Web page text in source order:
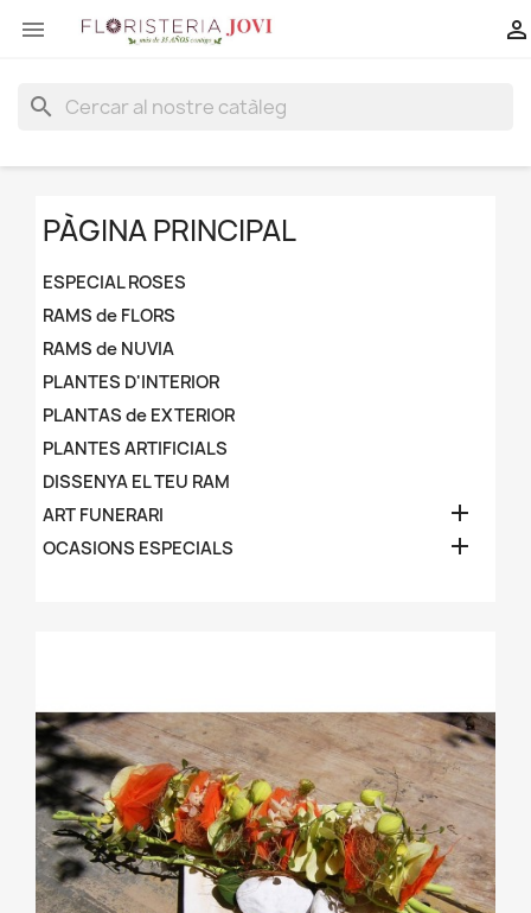
 
search
PÀGINA PRINCIPAL
ESPECIAL ROSES
RAMS de FLORS
RAMS de NUVIA
PLANTES D'INTERIOR
PLANTAS de EXTERIOR
PLANTES ARTIFICIALS
DISSENYA EL TEU RAM
ART FUNERARI

OCASIONS ESPECIALS 